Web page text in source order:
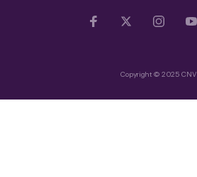
Copyright © 2025 CNV